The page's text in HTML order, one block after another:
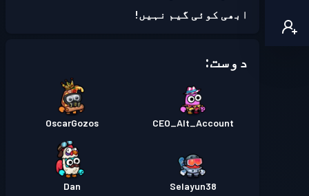
ابھی کوئی گیم نہیں!
دوست:
CEO_Alt_Account
OscarGozos
Selayun38
Dan